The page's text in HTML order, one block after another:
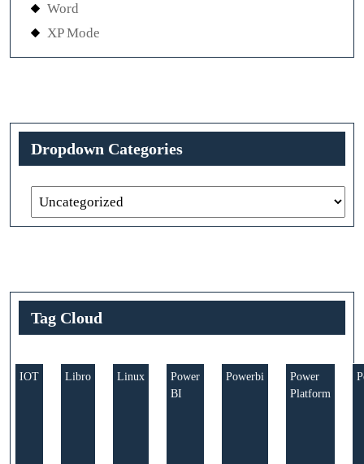
Word
XP Mode
Dropdown Categories
Tag Cloud
IOT Libro Linux
Power
BI
Powerbi
Power
Platform